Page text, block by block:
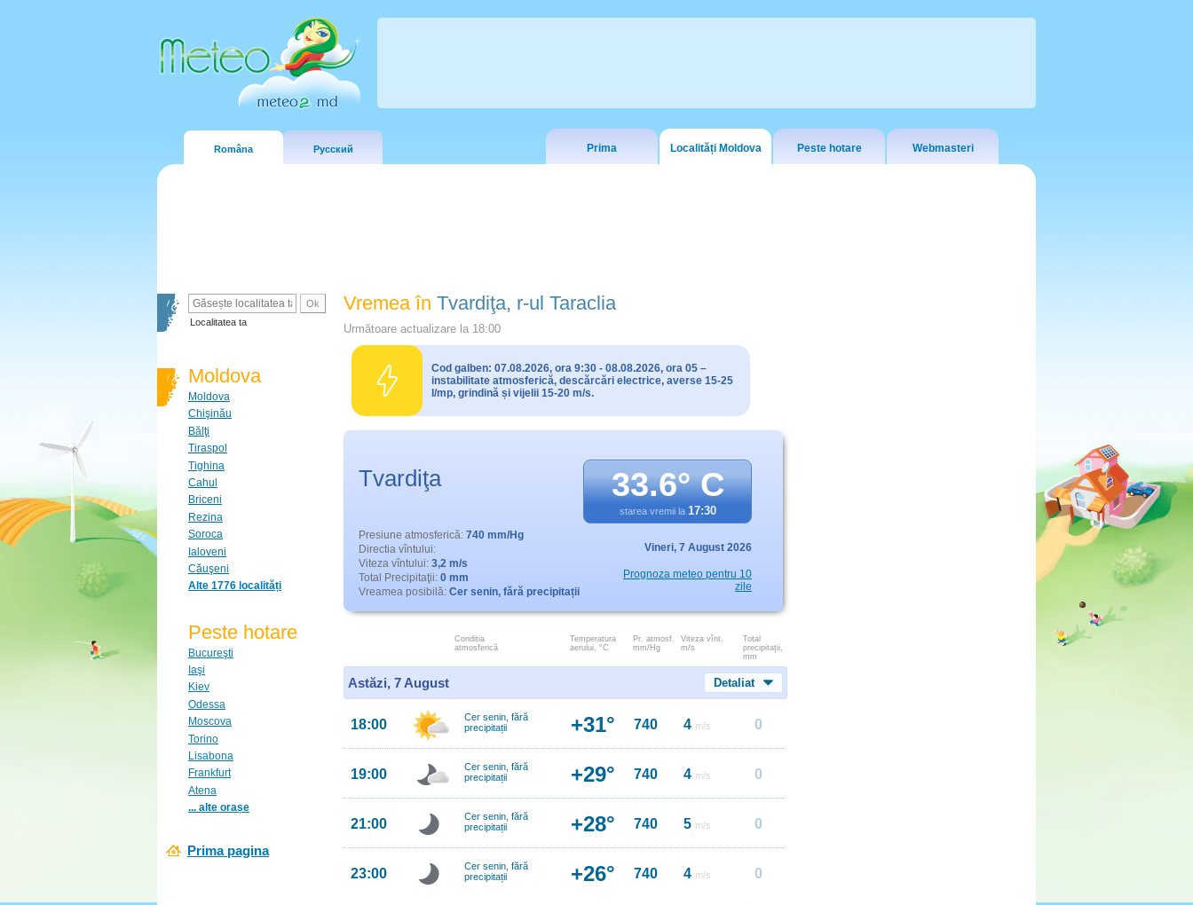
Româna Русский Prima Localități Moldova Peste hotare Webmasteri
Localitatea ta
Moldova
Moldova
Chişinău
Bălţi
Tiraspol
Tighina
Cahul
Briceni
Rezina
Soroca
Ialoveni
Căuşeni
Alte 1776 localități
Peste hotare
Bucureşti
Iaşi
Kiev
Odessa
Moscova
Torino
Lisabona
Frankfurt
Atena
... alte orașe
Prima pagina
Vremea în Tvardiţa, r-ul Taraclia
Următoare actualizare la 18:00
Cod galben: 07.08.2026, ora 9:30 - 08.08.2026, ora 05 –
instabilitate atmosferică, descărcări electrice, averse 15-25
l/mp, grindină și vijelii 15-20 m/s.
Tvardiţa 33.6° C
starea vremii la 17:30
Presiune atmosferică: 740 mm/Hg
Directia vîntului:
Viteza vîntului: 3,2 m/s
Total Precipitaţii: 0 mm
Vreamea posibilă: Cer senin, fără precipitații
Vineri, 7 August 2026
Prognoza meteo pentru 10
zile
Conditia
atmosferică
Temperatura
aerului, °C
Pr. atmosf.
mm/Hg
Viteza vînt.
m/s
Total
precipitații,
mm
Astăzi, 7 August Detaliat
18:00
Cer senin, fără
precipitații
+31° 740 4 m/s 0
19:00
Cer senin, fără
precipitații
+29° 740 4 m/s 0
21:00
Cer senin, fără
precipitații
+28° 740 5 m/s 0
23:00
Cer senin, fără
precipitații
+26° 740 4 m/s 0